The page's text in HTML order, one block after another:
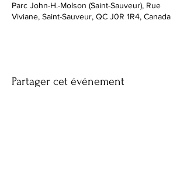
Parc John-H.-Molson (Saint-Sauveur), Rue
Viviane, Saint-Sauveur, QC J0R 1R4, Canada
Partager cet événement